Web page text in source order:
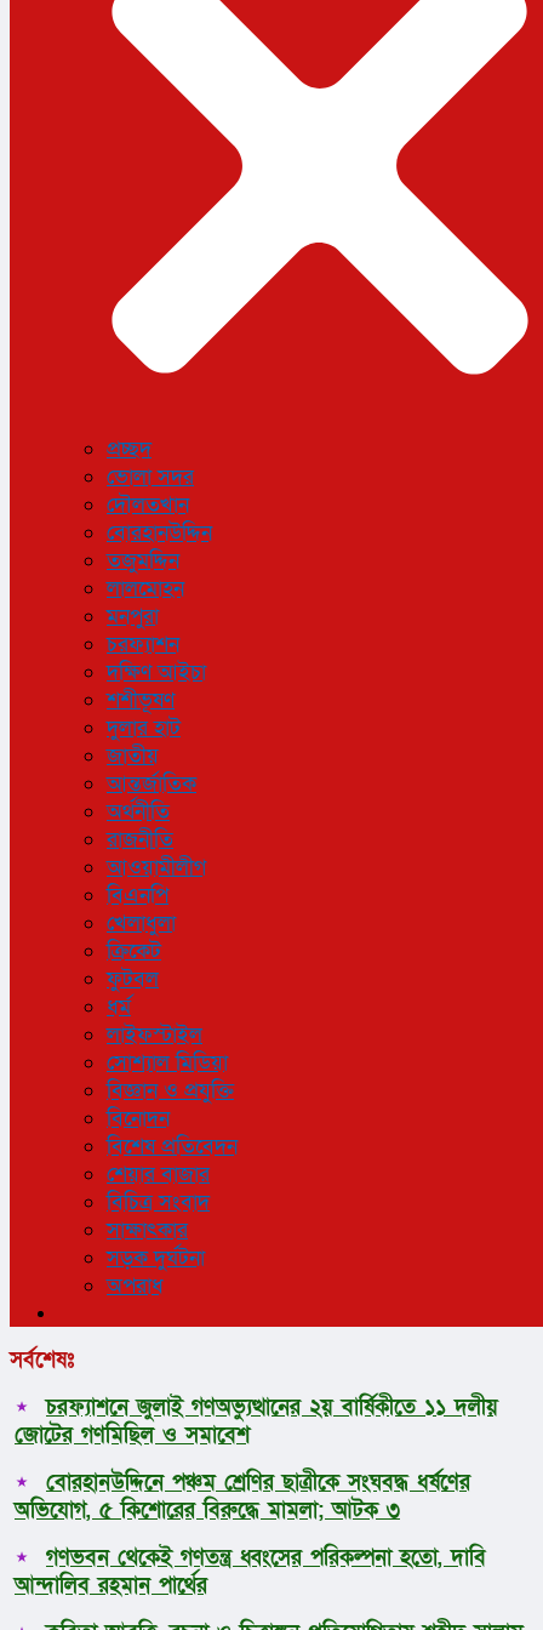
লাইফস্টাইল
সোশ্যাল মিডিয়া
বিজ্ঞান ও প্রযুক্তি
বিশেষ প্রতিবেদন
শেয়ার বাজার
বিচিত্র সংবাদ
সাক্ষাৎকার
সড়ক দুর্ঘটনা
অপরাধ
প্রচ্ছদ
ভোলা সদর
দৌলতখান
বোরহানউদ্দিন
তজুমদ্দিন
লালমোহন
মনপুরা
চরফ্যাশন
দক্ষিণ আইচা
শশীভূষণ
দুলার হাট
জাতীয়
আন্তর্জাতিক
অর্থনীতি
রাজনীতি
আওয়ামীলীগ
বিএনপি
খেলাধুলা
ক্রিকেট
ফুটবল
ধর্ম
লাইফস্টাইল
সোশ্যাল মিডিয়া
বিজ্ঞান ও প্রযুক্তি
বিনোদন
বিশেষ প্রতিবেদন
শেয়ার বাজার
বিচিত্র সংবাদ
সাক্ষাৎকার
সড়ক দুর্ঘটনা
অপরাধ
সর্বশেষঃ
চরফ্যাশনে জুলাই গণঅভ্যুত্থানের ২য় বার্ষিকীতে ১১ দলীয়
জোটের গণমিছিল ও সমাবেশ
বোরহানউদ্দিনে পঞ্চম শ্রেণির ছাত্রীকে সংঘবদ্ধ ধর্ষণের
অভিযোগ, ৫ কিশোরের বিরুদ্ধে মামলা; আটক ৩
গণভবন থেকেই গণতন্ত্র ধ্বংসের পরিকল্পনা হতো, দাবি
আন্দালিব রহমান পার্থের